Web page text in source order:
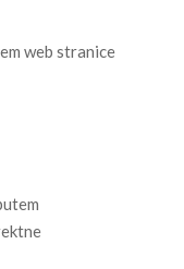
web stranice